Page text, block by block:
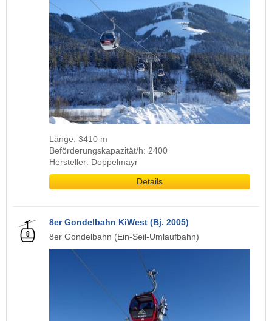
Länge: 3410 m
Beförderungskapazität/h: 2400
Hersteller: Doppelmayr
Details
8er Gondelbahn KiWest (Bj. 2005)
8er Gondelbahn (Ein-Seil-Umlaufbahn)